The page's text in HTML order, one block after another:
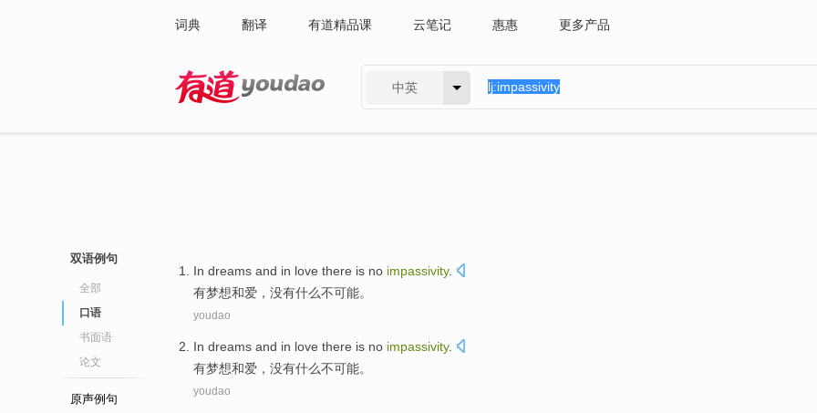
词典 翻译 有道精品课 云笔记 惠惠 更多产品
中英
双语例句
全部
口语
书面语
论文
原声例句
In dreams and in love there is no impassivity.
有梦想和爱 ，没有什么不可能。
youdao
In dreams and in love there is no impassivity.
有梦想和爱 ，没有什么不可能。
youdao